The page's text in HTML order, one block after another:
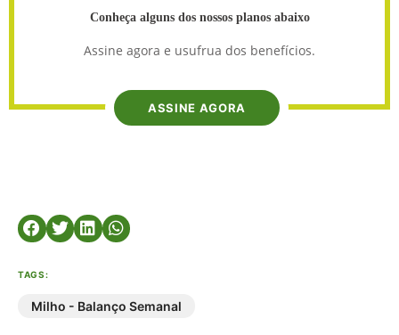
Conheça alguns dos nossos planos abaixo
Assine agora e usufrua dos benefícios.
ASSINE AGORA
TAGS:
Milho - Balanço Semanal